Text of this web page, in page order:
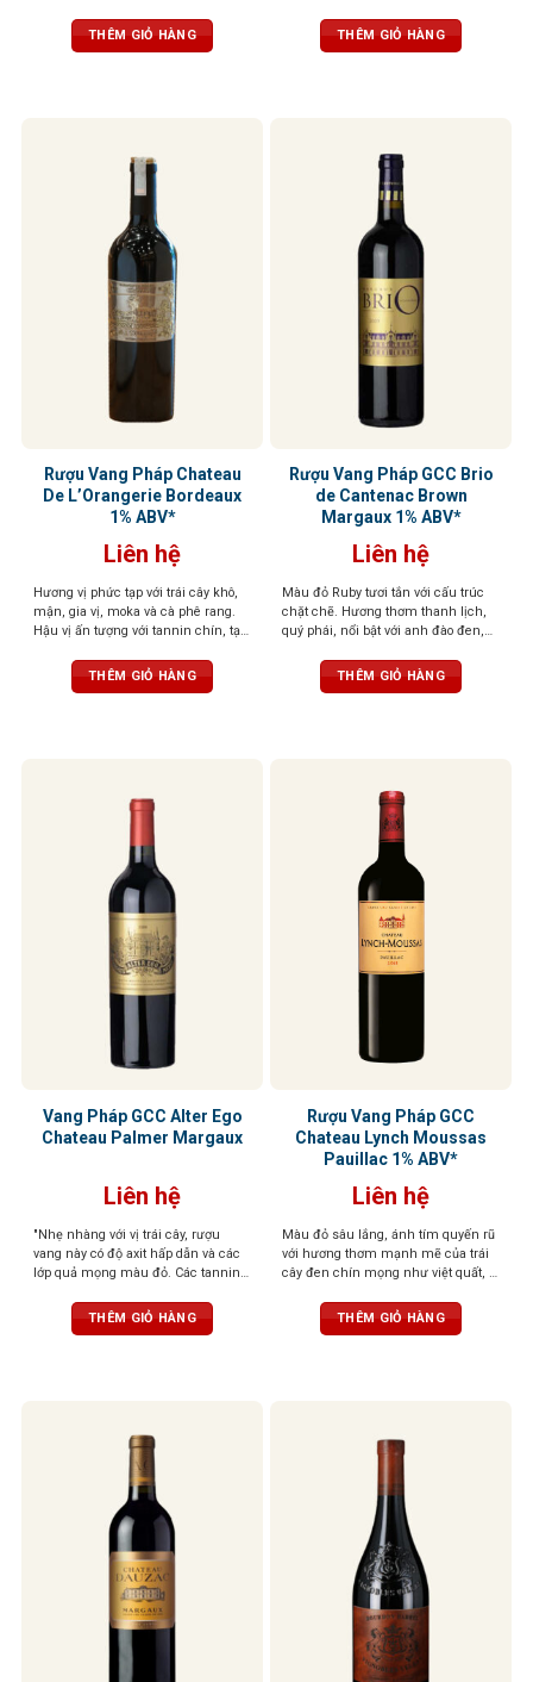
hương, tuyết tùng tạo nên một tầng
hương phức hợp, gợi cảm và sống
THÊM GIỎ HÀNG
cay nồng tạo nên một tầng hương
phức hợp. Những nốt hương đất
THÊM GIỎ HÀNG
Rượu Vang Pháp Chateau
De L’Orangerie Bordeaux
1% ABV*
Liên hệ
Hương vị phức tạp với trái cây khô,
mận, gia vị, moka và cà phê rang.
Hậu vị ấn tượng với tannin chín, tạo
THÊM GIỎ HÀNG
Rượu Vang Pháp GCC Brio
de Cantenac Brown
Margaux 1% ABV*
Liên hệ
Màu đỏ Ruby tươi tắn với cấu trúc
chặt chẽ. Hương thơm thanh lịch,
quý phái, nổi bật với anh đào đen,
tannin mượt mà, kéo dài ở hậu vị
cùng dư vị ngọt thanh dễ chịu. Kết
THÊM GIỎ HÀNG
Vang Pháp GCC Alter Ego
Chateau Palmer Margaux
Liên hệ
"Nhẹ nhàng với vị trái cây, rượu
vang này có độ axit hấp dẫn và các
lớp quả mọng màu đỏ. Các tannin
trái cây của rượu vang, chứa nhiều
axit và sẽ sớm sẵn sàng cho mọi
THÊM GIỎ HÀNG
Rượu Vang Pháp GCC
Chateau Lynch Moussas
Pauillac 1% ABV*
Liên hệ
Màu đỏ sâu lắng, ánh tím quyến rũ
với hương thơm mạnh mẽ của trái
cây đen chín mọng như việt quất, lý
cam thảo và gỗ sồi. Rượu có cấu
trúc mạnh mẽ nhưng cân bằng,
THÊM GIỎ HÀNG